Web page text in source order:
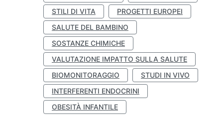
STILI DI VITA
PROGETTI EUROPEI
SALUTE DEL BAMBINO
SOSTANZE CHIMICHE
VALUTAZIONE IMPATTO SULLA SALUTE
BIOMONITORAGGIO
STUDI IN VIVO
INTERFERENTI ENDOCRINI
OBESITÀ INFANTILE